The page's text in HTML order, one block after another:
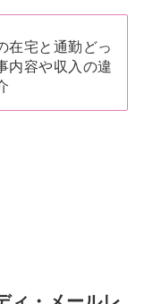
在宅と通勤どっ
内容や収入の違